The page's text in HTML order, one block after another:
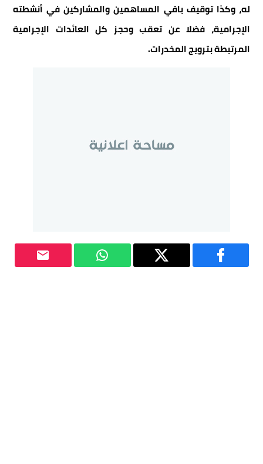
له، وكذا توقيف باقي المساهمين والمشاركين في أنشطته
الإجرامية، فضلا عن تعقب وحجز كل العائدات الإجرامية
المرتبطة بترويج المخدرات.